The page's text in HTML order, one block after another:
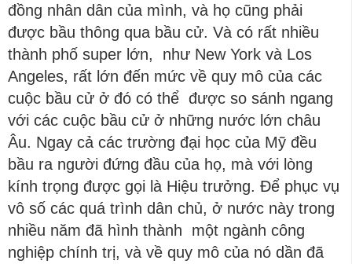
đồng nhân dân của mình, và họ cũng phải
được bầu thông qua bầu cử. Và có rất nhiều
thành phố super lớn, như New York và Los
Angeles, rất lớn đến mức về quy mô của các
cuộc bầu cử ở đó có thể được so sánh ngang
với các cuộc bầu cử ở những nước lớn châu
Âu. Ngay cả các trường đại học của Mỹ đều
bầu ra người đứng đầu của họ, mà với lòng
kính trọng được gọi là Hiệu trưởng. Để phục vụ
vô số các quá trình dân chủ, ở nước này trong
nhiều năm đã hình thành một ngành công
nghiệp chính trị, và về quy mô của nó dần đã